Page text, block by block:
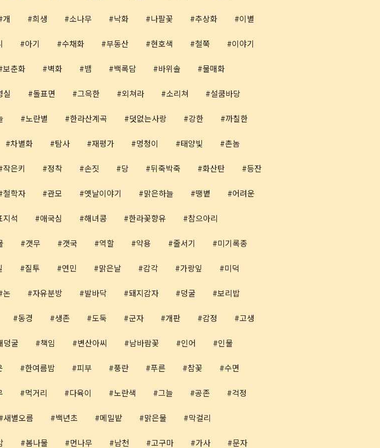
개 희생 소나무 낙화 나팔꽃 추상화 이별
아기 수채화 부동산 현호색 철쭉 이야기
보춘화 벽화 뱀 백록담 바위솔 물매화
실 돌표면 그윽한 외쳐라 소리쳐 설쿰바당
노란별 한라산계곡 덧없는사랑 강한 까칠한
차별화 탐사 재평가 멍청이 태양빛 촌놈
작은키 정착 손짓 당 뒤죽박죽 화산탄 등잔
철학자 관모 옛날이야기 맑은하늘 땡볕 어려운
지석 애국심 해녀콩 한라꽃향유 참으아리
갯무 갯국 역할 약용 줄서기 미기록종
질투 연민 맑은날 감각 가랑잎 미덕
논 자유분방 발바닥 돼지감자 덩굴 보리밥
동경 생존 도둑 군자 개판 감정 고생
덩굴 책임 변산아씨 남바람꽃 인어 인물
한여름밤 피부 풍란 푸른 참꽃 수면
먹거리 다육이 노란색 그늘 공존 걱정
새별오름 백년초 메밀밭 맑은물 막걸리
봄나물 먼나무 남천 고구마 가사 문자